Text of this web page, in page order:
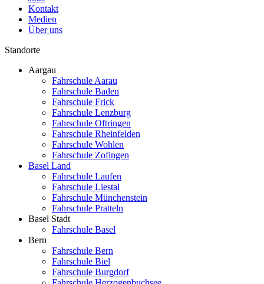
Kontakt
Medien
Über uns
Standorte
Aargau
Fahrschule Aarau
Fahrschule Baden
Fahrschule Frick
Fahrschule Lenzburg
Fahrschule Oftringen
Fahrschule Rheinfelden
Fahrschule Wohlen
Fahrschule Zofingen
Basel Land
Fahrschule Laufen
Fahrschule Liestal
Fahrschule Münchenstein
Fahrschule Pratteln
Basel Stadt
Fahrschule Basel
Bern
Fahrschule Bern
Fahrschule Biel
Fahrschule Burgdorf